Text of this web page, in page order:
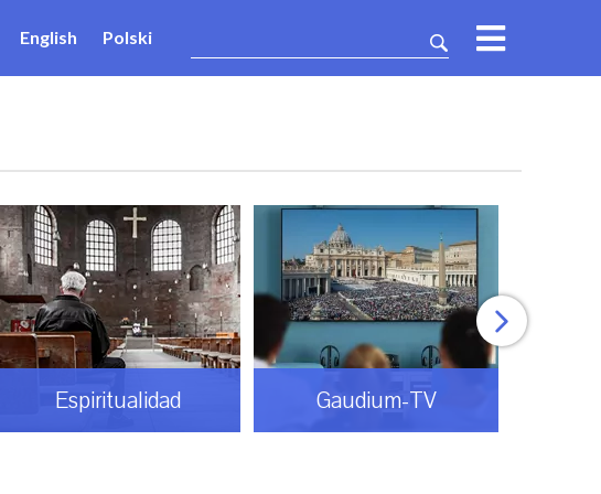
English Polski
Espiritualidad Gaudium-TV